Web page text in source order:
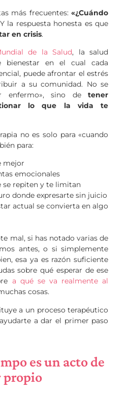
más frecuentes:«¿Cuándo
la respuesta honesta es que
en crisis.
de la Salud, la salud
en el cual cada
puede afrontar el estrés
a su comunidad. No se
enfermo», sino detener
lo que la vida te
no es solo para «cuando
para:
mejor
emocionales
se repiten y te limitan
donde expresarte sin juicio
actual se convierta en algo
mal, si has notado varias de
antes, o si simplemente
esa ya es razón suficiente
sobre qué esperar de ese
a qué se va realmente al
cosas.
a un proceso terapéutico
a dar el primer paso
es un acto de
propio